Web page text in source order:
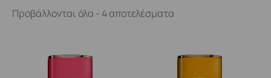
Προβάλλονται όλα - 4 αποτελέσματα